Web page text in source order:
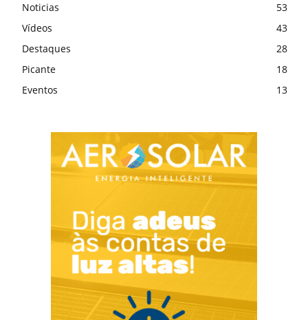
Noticias
53
Vídeos
43
Destaques
28
Picante
18
Eventos
13